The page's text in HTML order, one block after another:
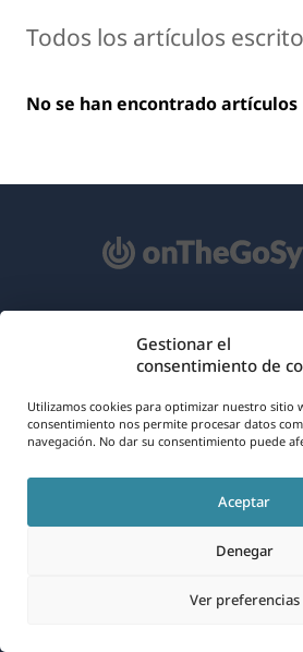
Gestionar el
consentimiento de
Utilizamos cookies para optimizar nuestro sitio
consentimiento nos permite procesar datos
navegación. No dar su consentimiento puede
Aceptar
Denegar
Ver preferencias
Todos los artículos
No se han encontrado artículos
Español
RGPD y Política de
Únete a nuestro
(se
abre
en
una
nueva
(se
abre
en
una
nueva